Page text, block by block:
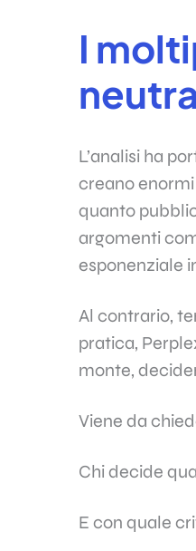
I
L’analisi ha
creano
quanto
argomenti
esponenziale
Al contrario,
pratica,
monte,
Viene da
Chi decide
E con quale